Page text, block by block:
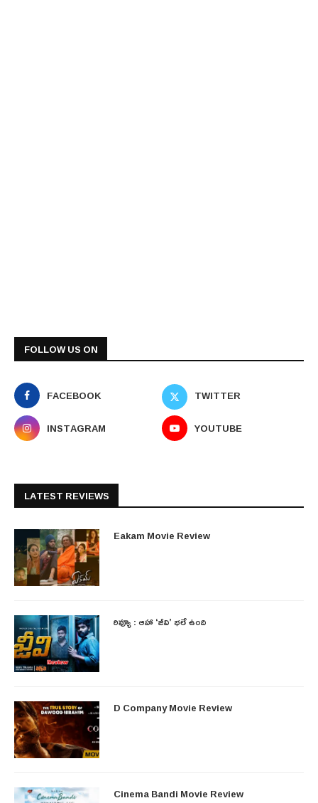
FOLLOW US ON
FACEBOOK
TWITTER
INSTAGRAM
YOUTUBE
LATEST REVIEWS
Eakam Movie Review
రివ్యూ : ఆహా ‘జీవి’ భలే ఉంది
D Company Movie Review
Cinema Bandi Movie Review